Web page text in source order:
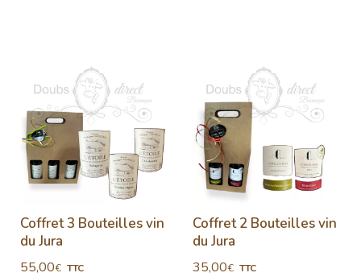
Coffret 3 Bouteilles vin
du Jura
55,00€ TTC
Coffret 2 Bouteilles vin
du Jura
35,00€ TTC